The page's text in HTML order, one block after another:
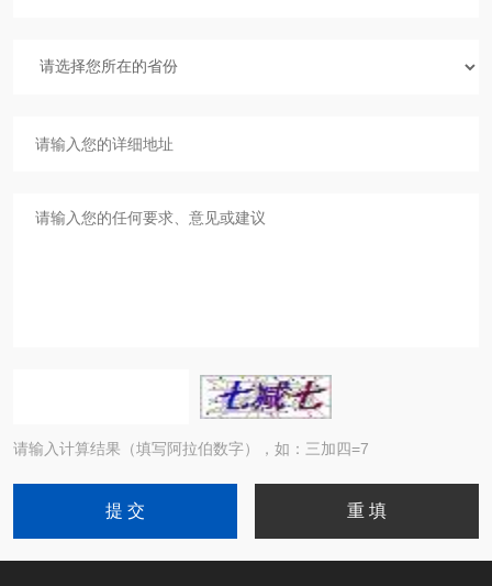
请输入计算结果（填写阿拉伯数字），如：三加四=7